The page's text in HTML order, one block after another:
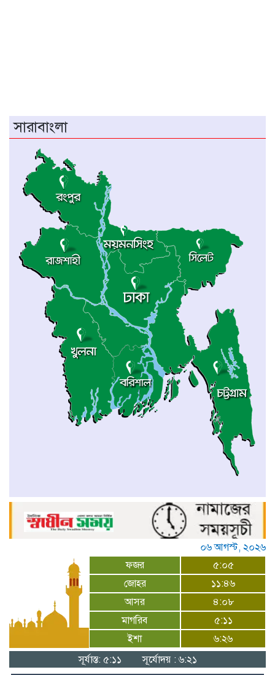
অধিভুক্ত কলেজগুলোতে সাইবার সিকিউরিটি ক্লাব
স্বাস্থ্যমন্ত্রী, অনিয়মে ক্ষোভ প্রকাশ
ম্যানিলায় চীন-আসিয়ান পররাষ্ট্রমন্ত্রীদের বৈঠক
‎চট্টগ্রামে প্রথমবারের মতো অনুষ্ঠিত হলো
এনইউএসডিএফ ক্যারিয়ার সম্মেলন ২০২৬
সারাবাংলা
০৬ আগস্ট, ২০২৬
ফজর
৫:০৫
জোহর
১১:৪৬
আসর
৪:০৮
মাগরিব
৫:১১
ইশা
৬:২৬
সূর্যাস্ত: ৫:১১
সূর্যোদয় : ৬:২১